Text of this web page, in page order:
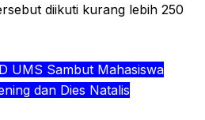
diikuti kurang lebih 250
UMS Sambut Mahasiswa
dan Dies Natalis